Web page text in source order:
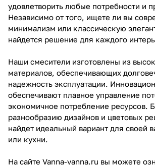
удовлетворить любые потребности и
Независимо от того, ищете ли вы
минимализм или классическую
найдется решение для каждого
Наши смесители изготовлены из
материалов, обеспечивающих
надежность эксплуатации.
обеспечивают плавное управление
экономичное потребление ресурсов.
разнообразию дизайнов и цветовых
найдет идеальный вариант для своей
или кухни.
На сайте Vanna-vanna.ru вы можете